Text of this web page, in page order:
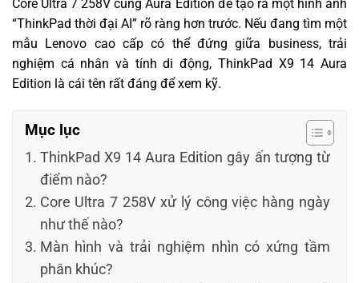
Core Ultra 7 258V cùng Aura Edition để tạo ra một hình ảnh
“ThinkPad thời đại AI” rõ ràng hơn trước. Nếu đang tìm một
mẫu Lenovo cao cấp có thể đứng giữa business, trải
nghiệm cá nhân và tính di động, ThinkPad X9 14 Aura
Edition là cái tên rất đáng để xem kỹ.
Mục lục
ThinkPad X9 14 Aura Edition gây ấn tượng từ
điểm nào?
Core Ultra 7 258V xử lý công việc hàng ngày
như thế nào?
Màn hình và trải nghiệm nhìn có xứng tầm
phân khúc?